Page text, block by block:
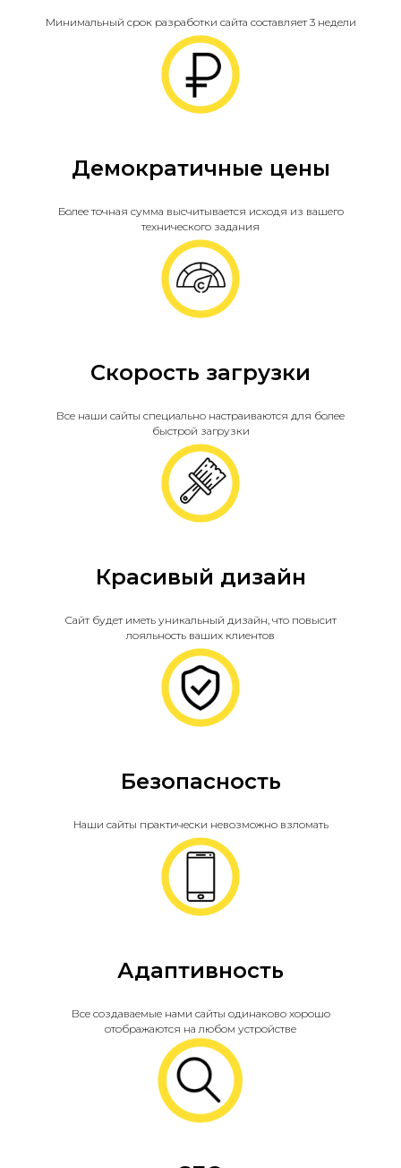
Минимальный срок разработки сайта составляет 3 недели
Демократичные цены
Более точная сумма высчитывается исходя из вашего
технического задания
Скорость загрузки
Все наши сайты специально настраиваются для более
быстрой загрузки
Красивый дизайн
Сайт будет иметь уникальный дизайн, что повысит
лояльность ваших клиентов
Безопасность
Наши сайты практически невозможно взломать
Адаптивность
Все создаваемые нами сайты одинаково хорошо
отображаются на любом устройстве